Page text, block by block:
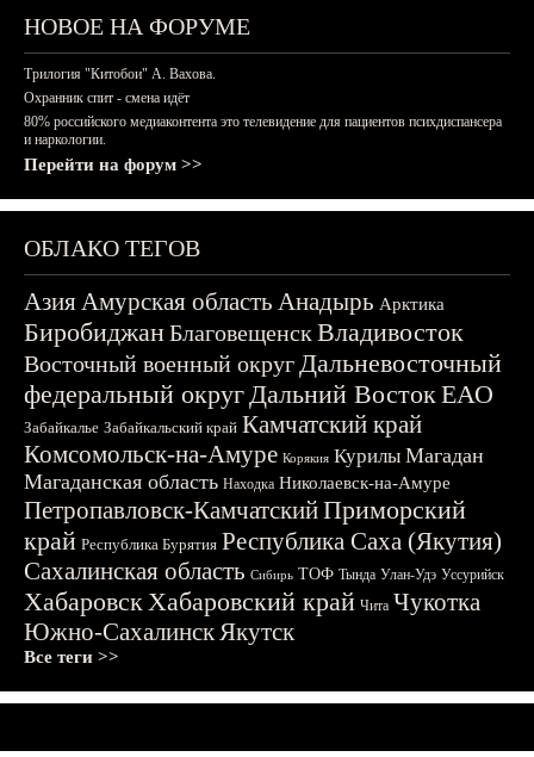
НОВОЕ НА ФОРУМЕ
Трилогия "Китобои" А. Вахова.
Охранник спит - смена идёт
80% российского медиаконтента это телевидение для пациентов психдиспансера
и наркологии.
Перейти на форум >>
ОБЛАКО ТЕГОВ
АзияАмурская область Анадырь Арктика
БиробиджанБлаговещенскВладивосток
Восточный военный округДальневосточный
федеральный округДальний ВостокЕАО
Забайкалье Забайкальский край Камчатский край
Комсомольск-на-Амуре Корякия Курилы Магадан
Магаданская область Находка Николаевск-на-Амуре
Петропавловск-КамчатскийПриморский
край Республика Бурятия Республика Саха (Якутия)
Сахалинская область Сибирь ТОФ Тында Улан-Удэ Уссурийск
ХабаровскХабаровский край Чита Чукотка
Южно-СахалинскЯкутск
Все теги >>